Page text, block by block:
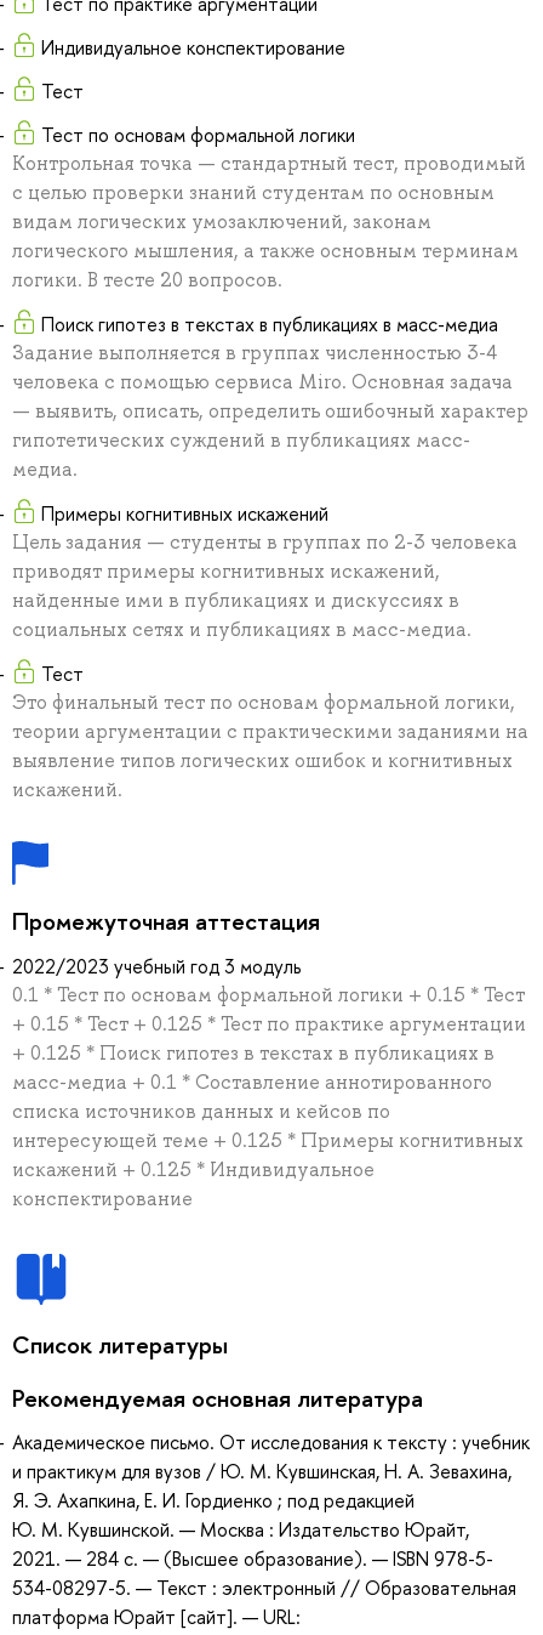
Индивидуальное конспектирование
Тест
Тест по основам формальной логики
Контрольная точка — стандартный тест, проводимый
с целью проверки знаний студентам по основным
видам логических умозаключений, законам
логического мышления, а также основным терминам
логики. В тесте 20 вопросов.
Поиск гипотез в текстах в публикациях в масс-медиа
Задание выполняется в группах численностью 3-4
человека с помощью сервиса Miro. Основная задача
— выявить, описать, определить ошибочный характер
гипотетических суждений в публикациях масс-
медиа.
Примеры когнитивных искажений
Цель задания — студенты в группах по 2-3 человека
приводят примеры когнитивных искажений,
найденные ими в публикациях и дискуссиях в
социальных сетях и публикациях в масс-медиа.
Тест
Это финальный тест по основам формальной логики,
теории аргументации с практическими заданиями на
выявление типов логических ошибок и когнитивных
искажений.
Промежуточная аттестация
2022/2023 учебный год 3 модуль
0.1 * Тест по основам формальной логики + 0.15 * Тест
+ 0.15 * Тест + 0.125 * Тест по практике аргументации
+ 0.125 * Поиск гипотез в текстах в публикациях в
масс-медиа + 0.1 * Составление аннотированного
списка источников данных и кейсов по
интересующей теме + 0.125 * Примеры когнитивных
искажений + 0.125 * Индивидуальное
конспектирование
Список литературы
Рекомендуемая основная литература
Академическое письмо. От исследования к тексту : учебник
и практикум для вузов / Ю. М. Кувшинская, Н. А. Зевахина,
Я. Э. Ахапкина, Е. И. Гордиенко ; под редакцией
Ю. М. Кувшинской. — Москва : Издательство Юрайт,
2021. — 284 с. — (Высшее образование). — ISBN 978-5-
534-08297-5. — Текст : электронный // Образовательная
платформа Юрайт [сайт]. — URL: